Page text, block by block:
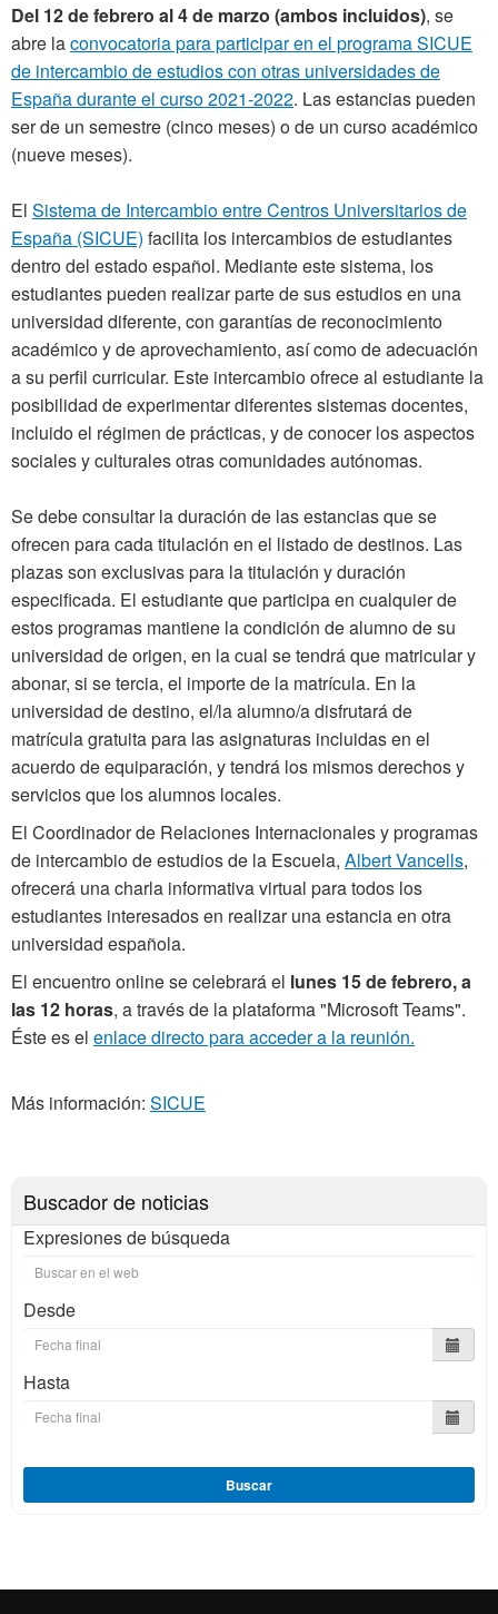
Del 12 de febrero al 4 de marzo (ambos incluidos), se
abre laconvocatoria para participar en el programa SICUE
de intercambio de estudios con otras universidades de
España durante el curso 2021-2022. Las estancias pueden
ser de un semestre (cinco meses) o de un curso académico
(nueve meses).
El Sistema de Intercambio entre Centros Universitarios de
España (SICUE) facilita los intercambios de estudiantes
dentro del estado español. Mediante este sistema, los
estudiantes pueden realizar parte de sus estudios en una
universidad diferente, con garantías de reconocimiento
académico y de aprovechamiento, así como de adecuación
a su perfil curricular. Este intercambio ofrece al estudiante la
posibilidad de experimentar diferentes sistemas docentes,
incluido el régimen de prácticas, y de conocer los aspectos
sociales y culturales otras comunidades autónomas.
Se debe consultar la duración de las estancias que se
ofrecen para cada titulación en el listado de destinos. Las
plazas son exclusivas para la titulación y duración
especificada. El estudiante que participa en cualquier de
estos programas mantiene la condición de alumno de su
universidad de origen, en la cual se tendrá que matricular y
abonar, si se tercia, el importe de la matrícula. En la
universidad de destino, el/la alumno/a disfrutará de
matrícula gratuita para las asignaturas incluidas en el
acuerdo de equiparación, y tendrá los mismos derechos y
servicios que los alumnos locales.
El Coordinador de Relaciones Internacionales y programas
de intercambio de estudios de la Escuela, Albert Vancells,
ofrecerá una charla informativa virtual para todos los
estudiantes interesados en realizar una estancia en otra
universidad española.
El encuentro online se celebrará el lunes 15 de febrero, a
las 12 horas, a través de la plataforma "Microsoft Teams".
Éste es el enlace directo para acceder a la reunión.
Más información: SICUE
Buscador de noticias
Expresiones de búsqueda
Desde
Hasta
Buscar